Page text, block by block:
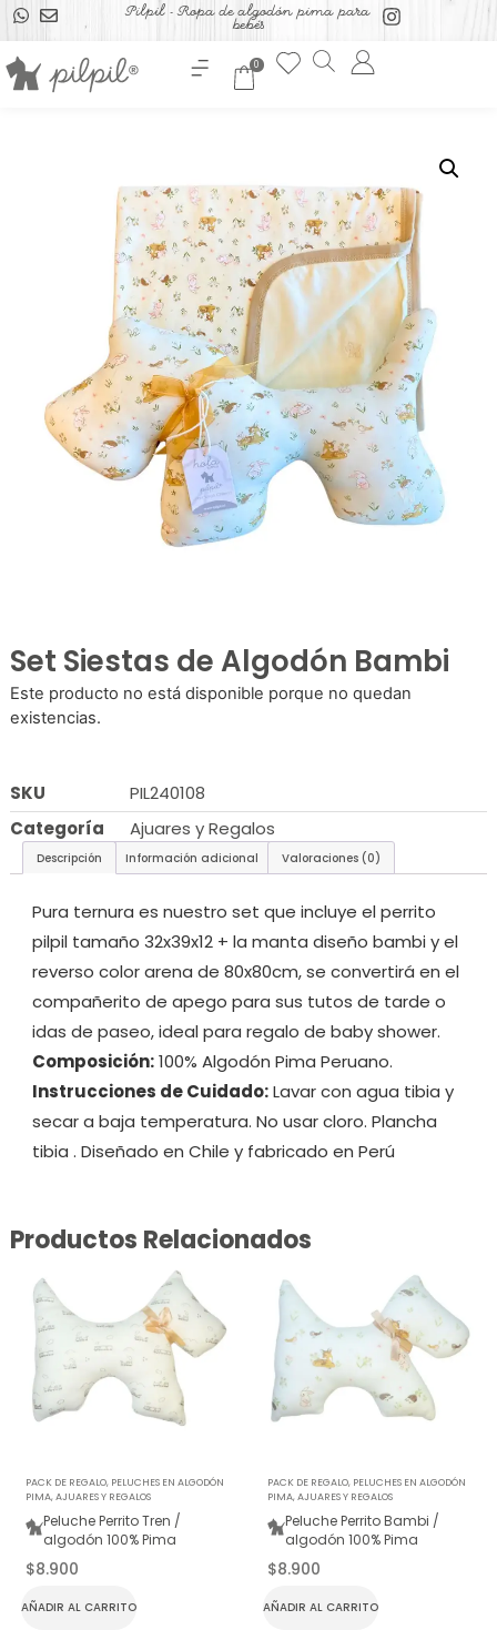
Pilpil - Ropa de algodón pima para
bebés
0
Set Siestas de Algodón Bambi
Este producto no está disponible porque no quedan
existencias.
SKU
PIL240108
Categoría
Ajuares y Regalos
Descripción Información adicional Valoraciones (0)
Pura ternura es nuestro set que incluye el perrito
pilpil tamaño 32x39x12 + la manta diseño bambi y el
reverso color arena de 80x80cm, se convertirá en el
compañerito de apego para sus tutos de tarde o
idas de paseo, ideal para regalo de baby shower.
Composición:100% Algodón Pima Peruano.
Instrucciones de Cuidado:Lavar con agua tibia y
secar a baja temperatura. No usar cloro. Plancha
tibia . Diseñado en Chile y fabricado en Perú
Productos Relacionados
PACK DE REGALO, PELUCHES EN ALGODÓN
PIMA,AJUARES Y REGALOS
Peluche Perrito Tren /
algodón 100% Pima
$8.900
AÑADIR AL CARRITO
PACK DE REGALO, PELUCHES EN ALGODÓN
PIMA,AJUARES Y REGALOS
Peluche Perrito Bambi /
algodón 100% Pima
$8.900
AÑADIR AL CARRITO